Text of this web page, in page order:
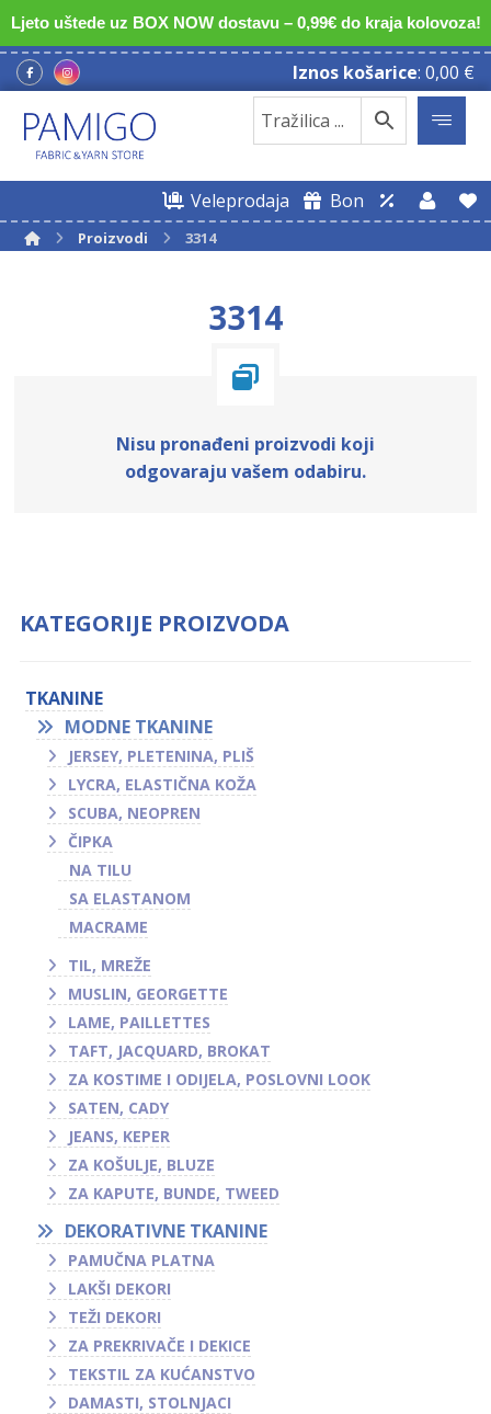
Ljeto uštede uz BOX NOW dostavu – 0,99€ do kraja kolovoza!
Iznos košarice: 0,00 €
Veleprodaja Bon
Proizvodi 3314
3314
Nisu pronađeni proizvodi koji
odgovaraju vašem odabiru.
KATEGORIJE PROIZVODA
TKANINE
MODNE TKANINE
JERSEY, PLETENINA, PLIŠ
LYCRA, ELASTIČNA KOŽA
SCUBA, NEOPREN
ČIPKA
NA TILU
SA ELASTANOM
MACRAME
TIL, MREŽE
MUSLIN, GEORGETTE
LAME, PAILLETTES
TAFT, JACQUARD, BROKAT
ZA KOSTIME I ODIJELA, POSLOVNI LOOK
SATEN, CADY
JEANS, KEPER
ZA KOŠULJE, BLUZE
ZA KAPUTE, BUNDE, TWEED
DEKORATIVNE TKANINE
PAMUČNA PLATNA
LAKŠI DEKORI
TEŽI DEKORI
ZA PREKRIVAČE I DEKICE
TEKSTIL ZA KUĆANSTVO
DAMASTI, STOLNJACI